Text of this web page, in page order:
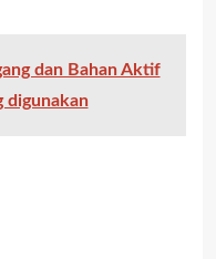
dan Bahan Aktif
digunakan